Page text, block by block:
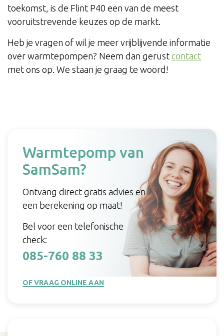
toekomst, is de Flint P40 een van de meest
vooruitstrevende keuzes op de markt.
Heb je vragen of wil je meer vrijblijvende informatie
over warmtepompen? Neem dan gerust contact
met ons op. We staan je graag te woord!
Warmtepomp van
SamSam?
Ontvang direct gratis advies en
een berekening op maat!
Bel voor een telefonische
check:
085-760 88 33
OF VRAAG ONLINE AAN